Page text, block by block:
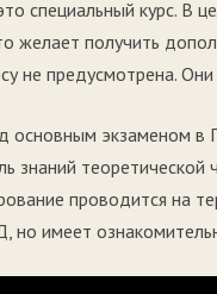
специальный курс. В
желает получить
не предусмотрена.
основным экзаменом
знаний
проводится на
но имеет